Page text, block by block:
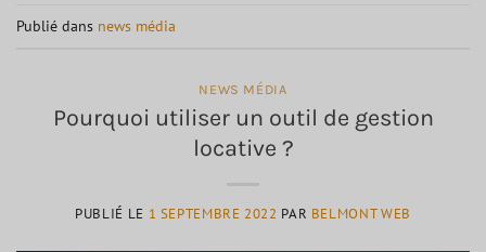
Publié dans news média
NEWS MÉDIA
Pourquoi utiliser un outil de gestion
locative ?
PUBLIÉ LE 1 SEPTEMBRE 2022 PAR BELMONT WEB